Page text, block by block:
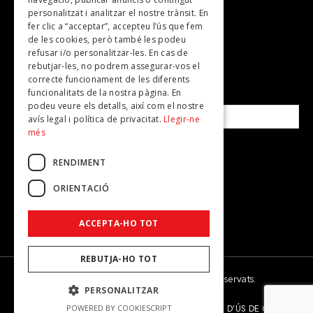
Revistes
SUBSCRIU-TE A LA NOSTRA NEWSLETTER!
Correu electrònic*
Accepto lapolítica de privacitat
© 2026 - Dona Secret - Tots els drets reservats.
POLÍTICA DE PRIVACITAT POLÍTICA D’ÚS DE COOKIES
personalitzat i analitzar el nostre trànsit. En
fer clic a “acceptar”, accepteu l’ús que fem
de les cookies, però també les podeu
refusar i/o personalitzar-les. En cas de
rebutjar-les, no podrem assegurar-vos el
correcte funcionament de les diferents
funcionalitats de la nostra pàgina. En
podeu veure els detalls, així com el nostre
avís legal i política de privacitat. Llegir-ne
més
RENDIMENT
ORIENTACIÓ
ACCEPTA-HO TOT
REBUTJA-HO TOT
PERSONALITZAR
POWERED BY COOKIESCRIPT